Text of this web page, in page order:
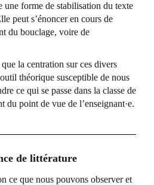
une forme de stabilisation du texte
peut s’énoncer en cours de
du bouclage, voire de
la centration sur ces divers
théorique susceptible de nous
ce qui se passe dans la classe de
du point de vue de l’enseignant·e.
de littérature
ce que nous pouvons observer et